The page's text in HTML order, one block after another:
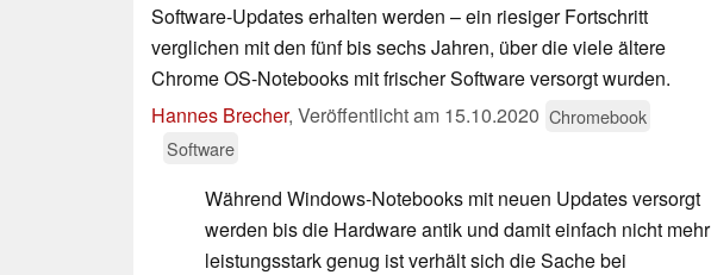
Software-Updates erhalten werden – ein riesiger Fortschritt
verglichen mit den fünf bis sechs Jahren, über die viele ältere
Chrome OS-Notebooks mit frischer Software versorgt wurden.
Hannes Brecher, Veröffentlicht am 15.10.2020 Chromebook
Software
Während Windows-Notebooks mit neuen Updates versorgt
werden bis die Hardware antik und damit einfach nicht mehr
leistungsstark genug ist verhält sich die Sache bei